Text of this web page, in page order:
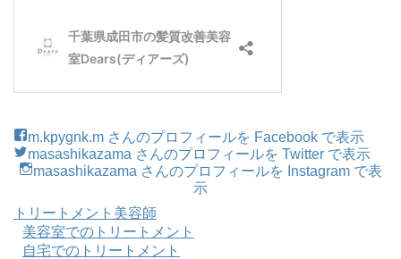
m.kpygnk.m さんのプロフィールを Facebook で表示
masashikazama さんのプロフィールを Twitter で表示
masashikazama さんのプロフィールを Instagram で表
示
トリートメント美容師
美容室でのトリートメント
自宅でのトリートメント